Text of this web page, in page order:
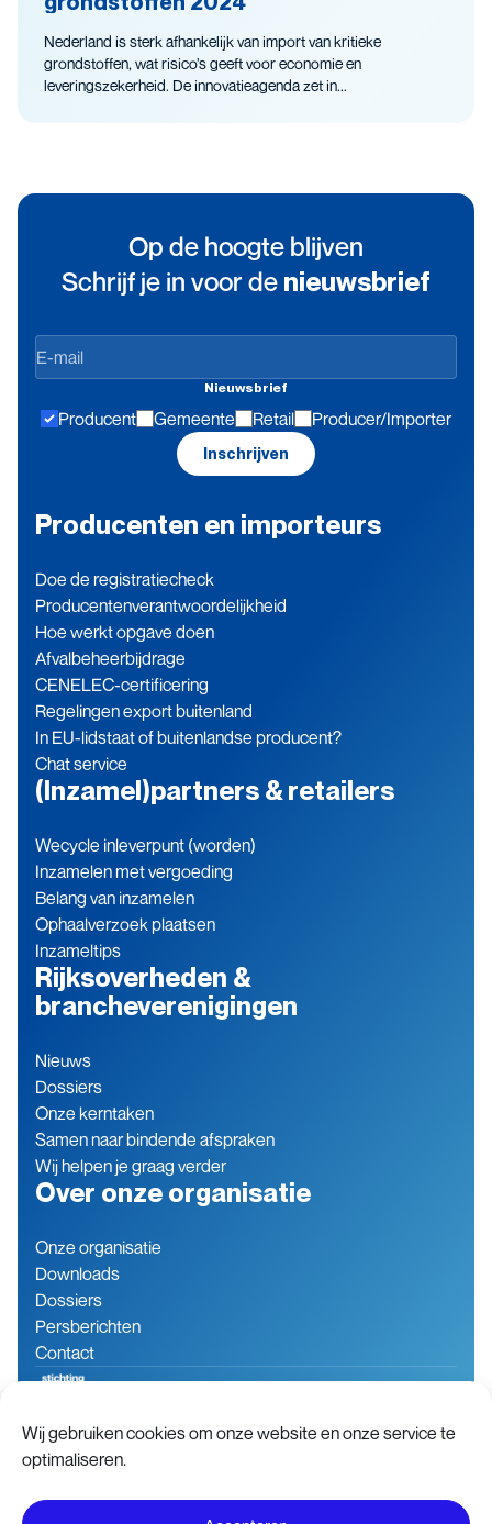
Wij gebruiken cookies om onze website en onze service te
optimaliseren.
Nederland is sterk afhankelijk van import van kritieke
grondstoffen, wat risico’s geeft voor economie en
leveringszekerheid. De innovatieagenda zet in...
Op de hoogte blijven
Schrijf je in voor de nieuwsbrief
Op
de
blijven
Nieuwsbrief
Producent Gemeente Retail Producer/Importer
Inschrijven
Producenten en importeurs
Doe de registratiecheck
Producenten­verantwoordelijkheid
Hoe werkt opgave doen
Afvalbeheerbijdrage
CENELEC-certificering
Regelingen export buitenland
In EU-lidstaat of buitenlandse producent?
Chat service
(Inzamel)partners & retailers
Wecycle inleverpunt (worden)
Inzamelen met vergoeding
Belang van inzamelen
Ophaalverzoek plaatsen
Inzameltips
Rijksoverheden &
brancheverenigingen
Nieuws
Dossiers
Onze kerntaken
Samen naar bindende afspraken
Wij helpen je graag verder
Over onze organisatie
Onze organisatie
Downloads
Dossiers
Persberichten
Contact
Baron de Coubertinlaan 7
2719 EN Zoetermeer